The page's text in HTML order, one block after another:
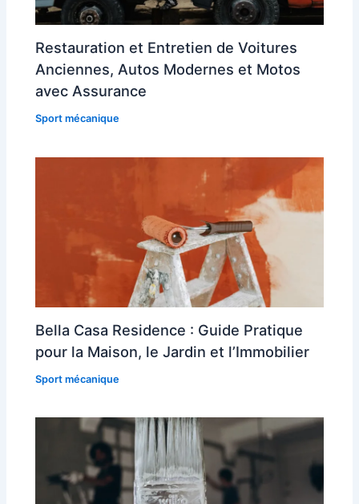
Restauration et Entretien de Voitures
Anciennes, Autos Modernes et Motos
avec Assurance
Sport mécanique
Bella Casa Residence : Guide Pratique
pour la Maison, le Jardin et l’Immobilier
Sport mécanique